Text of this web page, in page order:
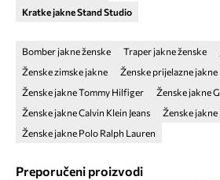
Kratke jakne Stand Studio
Bomber jakne ženske Traper jakne ženske
Ženske zimske jakne
Ženske prijelazne jakne
Ženske jakne Tommy Hilfiger
Ženske jakne
Ženske jakne Calvin Klein Jeans
Ženske jakne
Ženske jakne Polo Ralph Lauren
Preporučeni proizvodi